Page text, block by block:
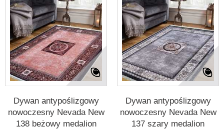
Dywan antypoślizgowy
nowoczesny Nevada New
138 beżowy medalion
Dywan antypoślizgowy
nowoczesny Nevada New
137 szary medalion